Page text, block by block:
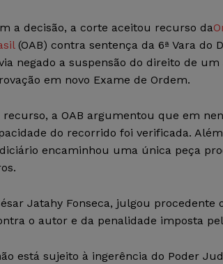
a decisão, a corte aceitou recurso da
(OAB) contra sentença da 6ª Vara do
negado a suspensão do direito de
em novo Exame de Ordem.
recurso, a OAB argumentou que em
do recorrido foi verificada.
encaminhou uma única peça
Jatahy Fonseca, julgou procedente
o autor e da penalidade imposta
está sujeito à ingerência do Poder